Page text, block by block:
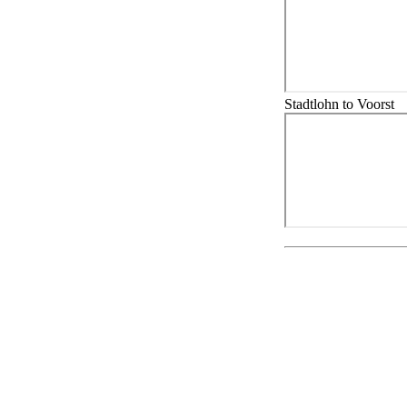
Stadtlohn to Voorst